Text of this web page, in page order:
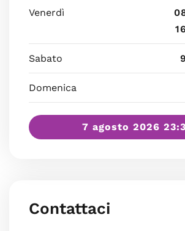
Venerdì
Sabato
Domenica
7 agosto 2026
Contattaci